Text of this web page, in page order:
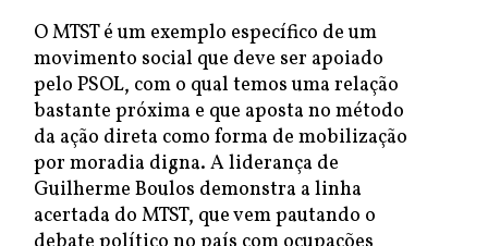
O MTST é um exemplo específico de um
movimento social que deve ser apoiado
pelo PSOL, com o qual temos uma relação
bastante próxima e que aposta no método
da ação direta como forma de mobilização
por moradia digna. A liderança de
Guilherme Boulos demonstra a linha
acertada do MTST, que vem pautando o